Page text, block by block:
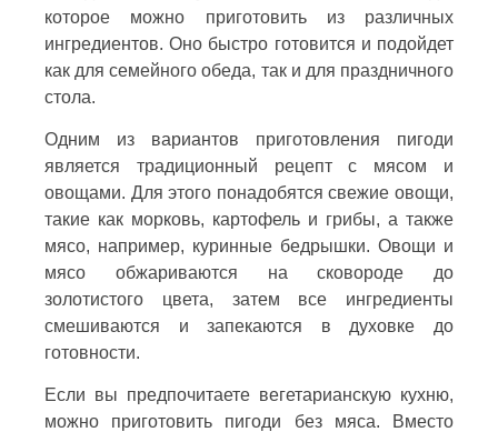
которое можно приготовить из различных
ингредиентов. Оно быстро готовится и подойдет
как для семейного обеда, так и для праздничного
стола.
Одним из вариантов приготовления пигоди
является традиционный рецепт с мясом и
овощами. Для этого понадобятся свежие овощи,
такие как морковь, картофель и грибы, а также
мясо, например, куринные бедрышки. Овощи и
мясо обжариваются на сковороде до
золотистого цвета, затем все ингредиенты
смешиваются и запекаются в духовке до
готовности.
Если вы предпочитаете вегетарианскую кухню,
можно приготовить пигоди без мяса. Вместо